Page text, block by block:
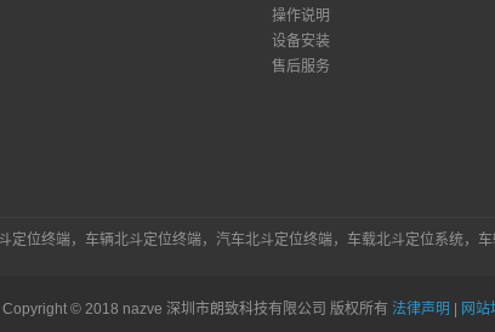
操作说明
设备安装
售后服务
位终端，车辆北斗定位终端，汽车北斗定位终端，车载北斗定位系统，
© 2018 nazve 深圳市朗致科技有限公司 版权所有 法律声明 | 网站